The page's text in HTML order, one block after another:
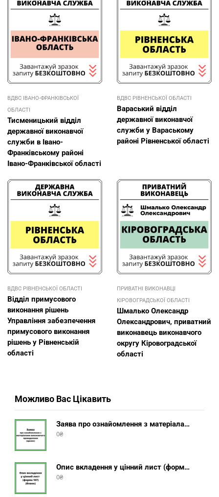
ВДВС ІВАНО-ФРАНКІВСЬКОЇ
ОБЛАСТІ
Тисменицький відділ
державної виконавчої
служби в Івано-
Франківському районі
Івано-Франківської області
ВДВС РІВНЕНСЬКОЇ ОБЛАСТІ
Вараський відділ
державної виконавчої
служби у Вараському
районі Рівненської області
ВДВС РІВНЕНСЬКОЇ ОБЛАСТІ
Відділ примусового
виконання рішень
Управління забезпечення
примусового виконання
рішень у Рівненській
області
ПРИВАТНІ ВИКОНАВЦІ
КІРОВОГРАДСЬКОЇ ОБЛАСТІ
Шмалько Олександр
Олександрович, приватний
виконавець виконавчого
округу Кіровоградської
області
Можливо Вас Цікавить
Заява про ознайомлення з матеріалами виконавчого провадження (зразок, шаблон 2025 року)
0₴
Опис вкладення у цінний лист (форма 107) + інструкція відправлення цінного листа з описом вкладення
0₴